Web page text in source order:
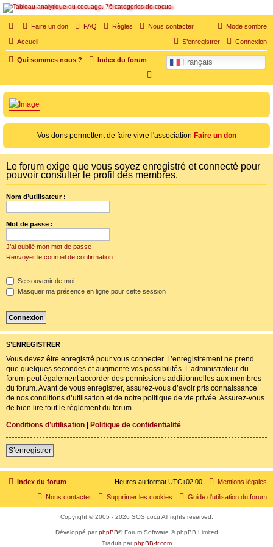
SOS cocu
SOS cocu est une association loi 1901 dont l'objet est le soutien aux victimes d'adultère.
Pouvoir parler, se confier, recevoir un soutien moral pour traverser une situation
Mode sombre
Faire un don FAQ Règles Nous contacter
Accueil Connexion
S’enregistrer
Qui sommes nous ? Index du forum Français
h
e
r
h
Vos dons permettent de faire vivre l'association Faire un don
Le forum exige que vous soyez enregistré et connecté pour
pouvoir consulter le profil des membres.
Nom d’utilisateur :
Mot de passe :
J’ai oublié mon mot de passe
Renvoyer le courriel de confirmation
Se souvenir de moi
Masquer ma présence en ligne pour cette session
S’ENREGISTRER
Vous devez être enregistré pour vous connecter. L’enregistrement ne prend
que quelques secondes et augmente vos possibilités. L’administrateur du
forum peut également accorder des permissions additionnelles aux membres
du forum. Avant de vous enregistrer, assurez-vous d’avoir pris connaissance
de nos conditions d’utilisation et de notre politique de vie privée. Assurez-vous
de bien lire tout le règlement du forum.
Conditions d’utilisation | Politique de confidentialité
S’enregistrer
Index du forum Mentions légales
Heures au format UTC+02:00
Guide d'utilisation du forum
Supprimer les cookies
Nous contacter
Copyright © 2005 - 2026 SOS cocu All rights reserved.
Développé parphpBB® Forum Software © phpBB Limited
Traduit parphpBB-fr.com